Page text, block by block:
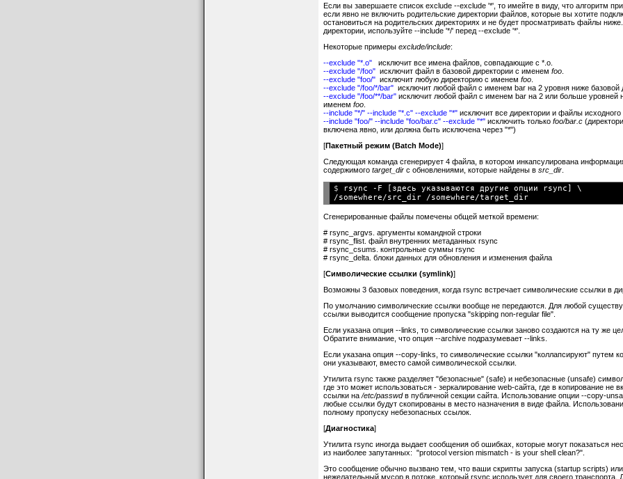
Если вы завершаете список exclude --exclude '*', то имейте в виду, что алгоритм
если явно не включить родительские директории файлов, которые вы хотите
остановиться на родительских директориях и не будет просматривать файлы
директории, используйте --include '*/' перед --exclude '*'.
Некоторые примеры exclude/include:
--exclude "*.o" исключит все имена файлов, совпадающие с *.o.
--exclude "/foo" исключит файл в базовой директории с именем foo
--exclude "foo/" исключит любую директорию с именем foo
--exclude "/foo/*/bar" исключит любой файл с именем bar на 2 уровня ниже базовой
--exclude "/foo/**/bar" исключит любой файл с именем bar на 2 или больше уровней
именем foo
--include "*/" --include "*.c" --exclude "*" исключит все директории и файлы исходного
--include "foo/" --include "foo/bar.c" --exclude "*" исключить только foo/bar.c
включена явно, или должна быть исключена через "*")
[Пакетный режим (Batch Mode)]
Следующая команда сгенерирует 4 файла, в котором инкапсулирована
содержимого target_dir с обновлениями, которые найдены в src_dir
$
rsync -F [здесь указываются другие опции rsync] \
Сгенерированные файлы помечены общей меткой времени:
# rsync_argvs. аргументы командной строки
# rsync_flist. файл внутренних метаданных rsync
# rsync_csums. контрольные суммы rsync
# rsync_delta. блоки данных для обновления и изменения файла
[Символические ссылки (symlink)]
Возможны 3 базовых поведения, когда rsync встречает символические ссылки в
По умолчанию символические ссылки вообще не передаются. Для любой
ссылки выводится сообщение пропуска "skipping non-regular file".
Если указана опция --links, то символические ссылки заново создаются на ту же
Обратите внимание, что опция --archive подразумевает --links.
Если указана опция --copy-links, то символические ссылки "коллапсируют" путем
они указывают, вместо самой символической ссылки.
Утилита rsync также разделяет "безопасные" (safe) и небезопасные (unsafe)
где это может использоваться - зеркалирование web-сайта, где в копирование не
ссылки на /etc/passwdв публичной секции сайта. Использование опции --copy-
любые ссылки будут скопированы в место назначения в виде файла.
полному пропуску небезопасных ссылок.
[Диагностика]
Утилита rsync иногда выдает сообщения об ошибках, которые могут показаться
из наиболее запутанных: "protocol version mismatch - is your shell clean?".
Это сообщение обычно вызвано тем, что ваши скрипты запуска (startup scripts)
нежелательный мусор в потоке, который rsync использует для своего транспорта.